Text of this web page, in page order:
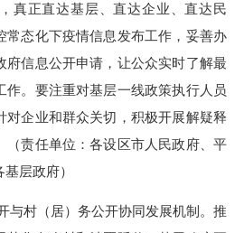
真正直达基层、直达企业、直达民
常态化下疫情信息发布工作，妥善办
府信息公开申请，让公众实时了解最
作。要注重对基层一线政策执行人员
对企业和群众关切，积极开展解疑释
（责任单位：各设区市人民政府、平
层政府）
村（居）务公开协同发展机制。推